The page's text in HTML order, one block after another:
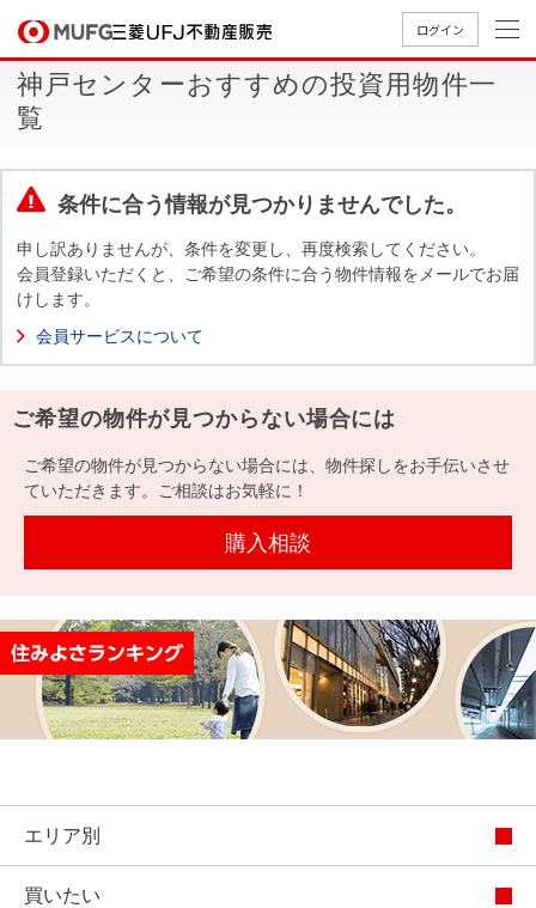
ログイン
買いたいTOP
マン
ショ
ンを
探す
築・
中古
建て
投
資
用
物
件
探
事業
用物
件を
探す
売りたいTOP
料
査
定
却
相
時手
取り
金額
試算
サービス
役立ちコ
店舗案内TOP
案内（首
都圏）
案内（名
古屋）
案内（関
西）
会社情報TOP
つ
要
Way
経営ビジ
ョン
組織図
役員一
覧
沿革
本社地
ニュース
会社案内
（電子ブ
ック版）
採用情報TOP
情報
採用情報
買いたい
売りたい
店舗案内
会社情報
法人のお客さま
提携企業にお勤めの方
閉じる
神戸センターおすすめの投資用物件一
覧
条件に合う情報が見つかりませんでした。
申し訳ありませんが、条件を変更し、再度検索してください。
会員登録いただくと、ご希望の条件に合う物件情報をメールでお届
けします。
会員サービスについて
ご希望の物件が見つからない場合には
ご希望の物件が見つからない場合には、物件探しをお手伝いさせ
ていただきます。ご相談はお気軽に！
購入相談
エリア別
買いたい